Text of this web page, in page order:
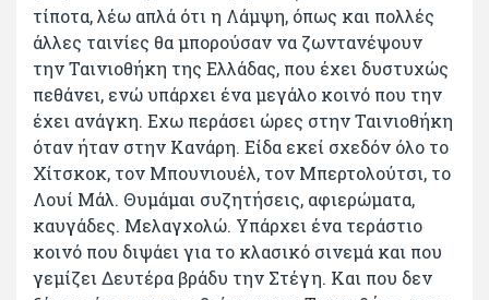
τίποτα, λέω απλά ότι η Λάμψη, όπως και πολλές
άλλες ταινίες θα μπορούσαν να ζωντανέψουν
την Ταινιοθήκη της Ελλάδας, που έχει δυστυχώς
πεθάνει, ενώ υπάρχει ένα μεγάλο κοινό που την
έχει ανάγκη. Εχω περάσει ώρες στην Ταινιοθήκη
όταν ήταν στην Κανάρη. Είδα εκεί σχεδόν όλο το
Χίτσκοκ, τον Μπουνιουέλ, τον Μπερτολούτσι, το
Λουί Μάλ. Θυμάμαι συζητήσεις, αφιερώματα,
καυγάδες. Μελαγχολώ. Υπάρχει ένα τεράστιο
κοινό που διψάει για το κλασικό σινεμά και που
γεμίζει Δευτέρα βράδυ την Στέγη. Και που δεν